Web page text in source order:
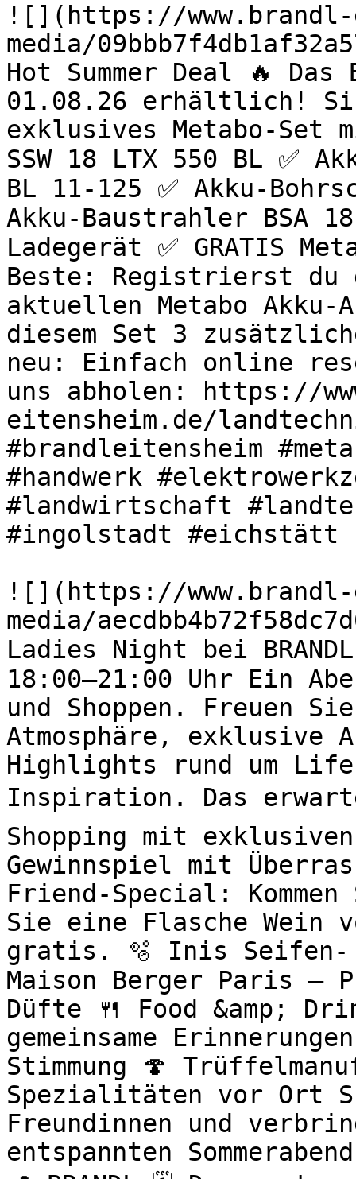
![](https://
media/
Hot Summer Deal 🔥 Das
01.08.26 erhältlich!
exklusives Metabo-Set
SSW 18 LTX 550 BL ✅
BL 11-125 ✅ Akku-
Akku-Baustrahler BSA
Ladegerät ✅ GRATIS
Beste: Registrierst du
aktuellen Metabo
diesem Set 3
neu: Einfach online
uns abholen: https://
eitensheim.de/
#brandleitensheim
#handwerk
#landwirtschaft
#ingolstadt #eichstätt
![](https://
media/
Ladies Night bei
18:00–21:00 Uhr Ein
und Shoppen. Freuen
Atmosphäre, exklusive
Highlights rund um
Inspiration. Das
Shopping mit
Gewinnspiel mit
Friend-Special:
Sie eine Flasche Wein
gratis. 🫧 Inis Seifen-
Maison Berger Paris –
Düfte 🍴 Food &amp;
gemeinsame
Stimmung 🍄
Spezialitäten vor Ort
Freundinnen und
entspannten